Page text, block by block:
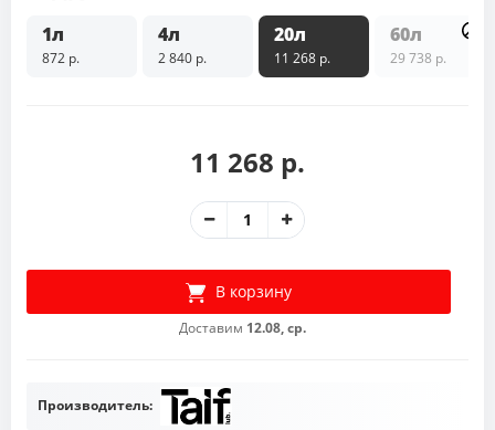
1л
872 р.
4л
2 840 р.
20л
11 268 р.
60л
29 738 р.
11 268 р.
В корзину
Доставим 12.08, ср.
Производитель: